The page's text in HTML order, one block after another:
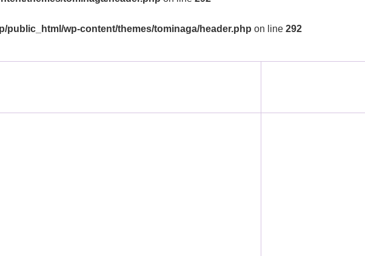
public_html/wp-content/themes/tominaga/header.php on line 292